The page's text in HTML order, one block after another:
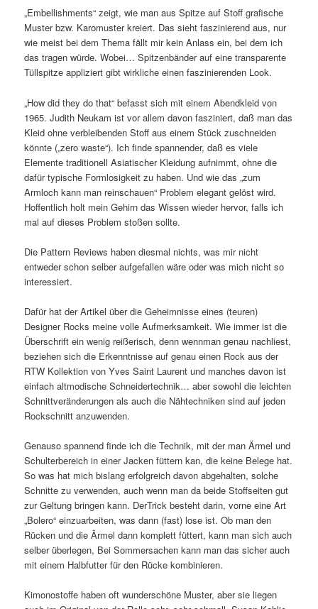
„Embellishments“ zeigt, wie man aus Spitze auf Stoff grafische
Muster bzw. Karomuster kreiert. Das sieht faszinierend aus, nur
wie meist bei dem Thema fällt mir kein Anlass ein, bei dem ich
das tragen würde. Wobei… Spitzenbänder auf eine transparente
Tüllspitze appliziert gibt wirkliche einen faszinierenden Look.
„How did they do that“ befasst sich mit einem Abendkleid von
1965. Judith Neukam ist vor allem davon fasziniert, daß man das
Kleid ohne verbleibenden Stoff aus einem Stück zuschneiden
könnte („zero waste“). Ich finde spannender, daß es viele
Elemente traditionell Asiatischer Kleidung aufnimmt, ohne die
dafür typische Formlosigkeit zu haben. Und wie das „zum
Armloch kann man reinschauen“ Problem elegant gelöst wird.
Hoffentlich holt mein Gehirn das Wissen wieder hervor, falls ich
mal auf dieses Problem stoßen sollte.
Die Pattern Reviews haben diesmal nichts, was mir nicht
entweder schon selber aufgefallen wäre oder was mich nicht so
interessiert.
Dafür hat der Artikel über die Geheimnisse eines (teuren)
Designer Rocks meine volle Aufmerksamkeit. Wie immer ist die
Überschrift ein wenig reißerisch, denn wennman genau nachliest,
beziehen sich die Erkenntnisse auf genau einen Rock aus der
RTW Kollektion von Yves Saint Laurent und manches davon ist
einfach altmodische Schneidertechnik… aber sowohl die leichten
Schnittveränderungen als auch die Nähtechniken sind auf jeden
Rockschnitt anzuwenden.
Genauso spannend finde ich die Technik, mit der man Ärmel und
Schulterbereich in einer Jacken füttern kan, die keine Belege hat.
So was hat mich bislang erfolgreich davon abgehalten, solche
Schnitte zu verwenden, auch wenn man da beide Stoffseiten gut
zur Geltung bringen kann. DerTrick besteht darin, vorne eine Art
„Bolero“ einzuarbeiten, was dann (fast) lose ist. Ob man den
Rücken und die Ärmel dann komplett füttert, kann man sich auch
selber überlegen, Bei Sommersachen kann man das sicher auch
mit einem Halbfutter für den Rücke kombinieren.
Kimonostoffe haben oft wunderschöne Muster, aber sie liegen